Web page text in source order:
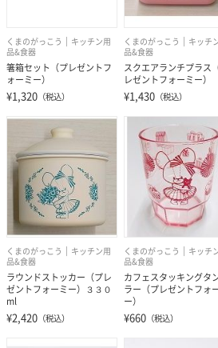
くまのがっこう
キッチン用
品&食器
箸箱セット（プレゼントフ
ォーミー）
¥1,320 （税込）
くまのがっこう
キッチ
品&食器
スクエアランチプラス
レゼントフォーミー）
¥1,430（税込）
くまのがっこう
キッチン用
品&食器
ラウンドストッカー（プレ
ゼントフォーミー）３３０
ml
¥2,420 （税込）
くまのがっこう
キッチ
品&食器
カフェスタッキングタ
ラー（プレゼントフォ
ー）
¥660（税込）